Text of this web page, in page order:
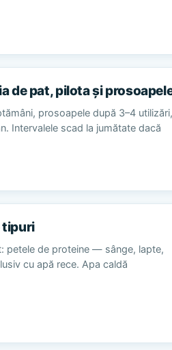
de pat, pilota și
prosoapele după 3–4 utilizări,
Intervalele scad la jumătate dacă
tipuri
petele de proteine — sânge, lapte,
cu apă rece. Apa caldă